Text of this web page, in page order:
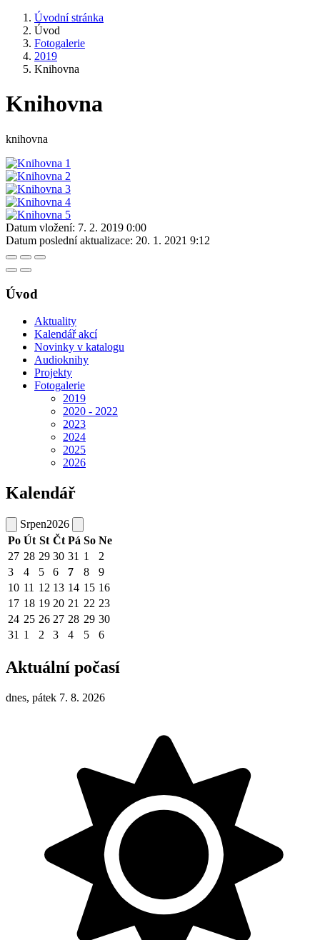
Úvodní stránka
Úvod
Fotogalerie
2019
Knihovna
Knihovna
knihovna
Datum vložení: 7. 2. 2019 0:00
Datum poslední aktualizace: 20. 1. 2021 9:12
Úvod
Aktuality
Kalendář akcí
Novinky v katalogu
Audioknihy
Projekty
Fotogalerie
2019
2020 - 2022
2023
2024
2025
2026
Kalendář
Srpen2026
Po Út St Čt Pá So Ne
27 28 29 30 31 1
2
3
4 5 6 7 8
9
10 11 12 13 14 15 16
17 18 19 20 21 22 23
24 25 26 27 28 29 30
31 1 2 3 4 5 6
Aktuální počasí
dnes, pátek 7. 8. 2026